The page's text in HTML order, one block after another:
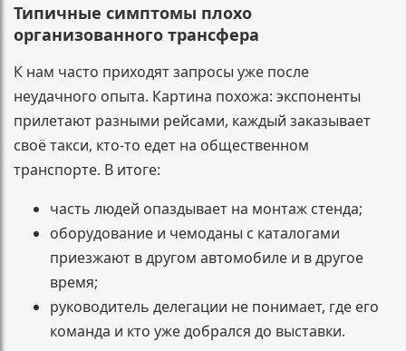
Типичные симптомы плохо
организованного трансфера
К нам часто приходят запросы уже после
неудачного опыта. Картина похожа: экспоненты
прилетают разными рейсами, каждый заказывает
своё такси, кто-то едет на общественном
транспорте. В итоге:
часть людей опаздывает на монтаж стенда;
оборудование и чемоданы с каталогами
приезжают в другом автомобиле и в другое
время;
руководитель делегации не понимает, где его
команда и кто уже добрался до выставки.